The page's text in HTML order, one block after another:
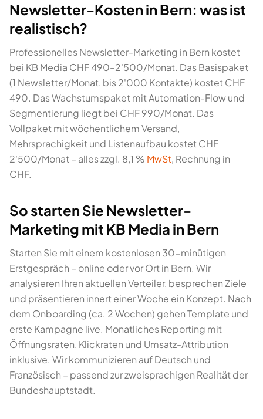
Newsletter-Kosten in Bern: was ist
realistisch?
Professionelles Newsletter-Marketing in Bern kostet
bei KB Media CHF 490–2'500/Monat. Das Basispaket
(1 Newsletter/Monat, bis 2'000 Kontakte) kostet CHF
490. Das Wachstumspaket mit Automation-Flow und
Segmentierung liegt bei CHF 990/Monat. Das
Vollpaket mit wöchentlichem Versand,
Mehrsprachigkeit und Listenaufbau kostet CHF
2'500/Monat – alles zzgl. 8,1 % MwSt, Rechnung in
CHF.
So starten Sie Newsletter-
Marketing mit KB Media in Bern
Starten Sie mit einem kostenlosen 30-minütigen
Erstgespräch – online oder vor Ort in Bern. Wir
analysieren Ihren aktuellen Verteiler, besprechen Ziele
und präsentieren innert einer Woche ein Konzept. Nach
dem Onboarding (ca. 2 Wochen) gehen Template und
erste Kampagne live. Monatliches Reporting mit
Öffnungsraten, Klickraten und Umsatz-Attribution
inklusive. Wir kommunizieren auf Deutsch und
Französisch – passend zur zweisprachigen Realität der
Bundeshauptstadt.